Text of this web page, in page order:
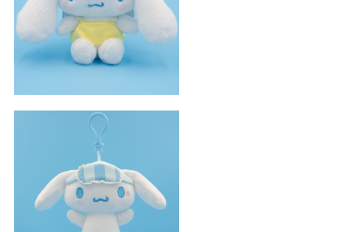
隱秘花園玉桂狗
眼罩款玉桂狗小吊飾